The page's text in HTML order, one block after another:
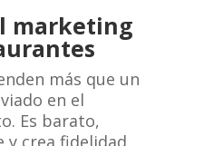
marketing
más que un
en el
Es barato,
crea fidelidad.